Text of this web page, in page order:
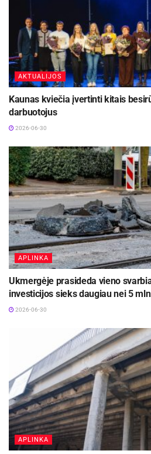
AKTUALIJOS
Kaunas kviečia įvertinti kitais
darbuotojus
2026-06-30
APLINKA
Ukmergėje prasideda vieno
investicijos sieks daugiau nei 5
2026-06-30
APLINKA